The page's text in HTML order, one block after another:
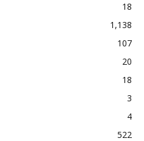
18
1,138
107
20
18
3
4
522